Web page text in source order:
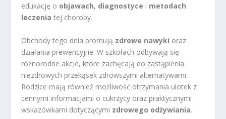
edukację o objawach, diagnostyce i metodach
leczenia tej choroby.
Obchody tego dnia promują zdrowe nawyki oraz
działania prewencyjne. W szkołach odbywają się
różnorodne akcje, które zachęcają do zastąpienia
niezdrowych przekąsek zdrowszymi alternatywami.
Rodzice mają również możliwość otrzymania ulotek z
cennymi informacjami o cukrzycy oraz praktycznymi
wskazówkami dotyczącymi zdrowego odżywiania.